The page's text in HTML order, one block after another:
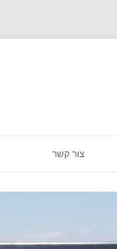
צור קשר